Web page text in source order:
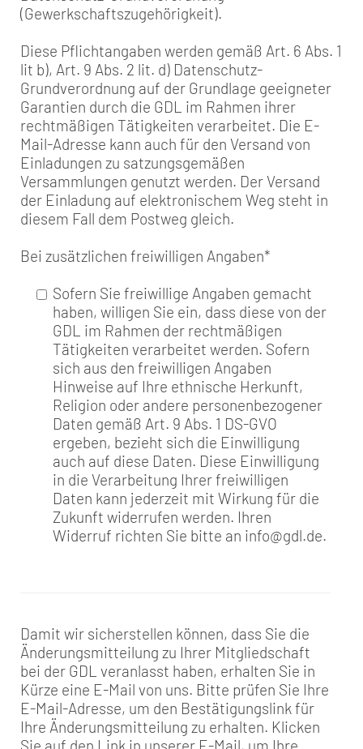
(Gewerkschaftszugehörigkeit).
Diese Pflichtangaben werden gemäß Art. 6 Abs. 1
lit b), Art. 9 Abs. 2 lit. d) Datenschutz-
Grundverordnung auf der Grundlage geeigneter
Garantien durch die GDL im Rahmen ihrer
rechtmäßigen Tätigkeiten verarbeitet. Die E-
Mail-Adresse kann auch für den Versand von
Einladungen zu satzungsgemäßen
Versammlungen genutzt werden. Der Versand
der Einladung auf elektronischem Weg steht in
diesem Fall dem Postweg gleich.
Bei zusätzlichen freiwilligen Angaben*
Sofern Sie freiwillige Angaben gemacht
haben, willigen Sie ein, dass diese von der
GDL im Rahmen der rechtmäßigen
Tätigkeiten verarbeitet werden. Sofern
sich aus den freiwilligen Angaben
Hinweise auf Ihre ethnische Herkunft,
Religion oder andere personenbezogener
Daten gemäß Art. 9 Abs. 1 DS-GVO
ergeben, bezieht sich die Einwilligung
auch auf diese Daten. Diese Einwilligung
in die Verarbeitung Ihrer freiwilligen
Daten kann jederzeit mit Wirkung für die
Zukunft widerrufen werden. Ihren
Widerruf richten Sie bitte an info@gdl.de.
Damit wir sicherstellen können, dass Sie die
Änderungsmitteilung zu Ihrer Mitgliedschaft
bei der GDL veranlasst haben, erhalten Sie in
Kürze eine E-Mail von uns. Bitte prüfen Sie Ihre
E-Mail-Adresse, um den Bestätigungslink für
Ihre Änderungsmitteilung zu erhalten. Klicken